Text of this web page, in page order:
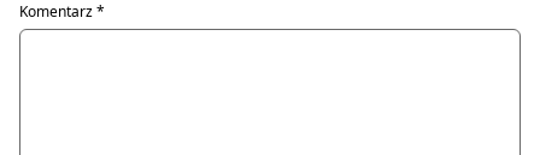
Komentarz*